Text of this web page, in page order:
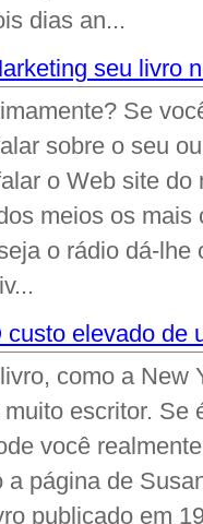
dias an...
seu livro
Se
sobre o seu
o Web site
meios os
o rádio dá-
custo elevado de
como a New
escritor.
você
página de
publicado em